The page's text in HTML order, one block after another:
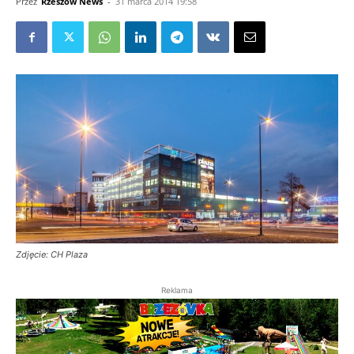
Zdjęcie: CH Plaza
Reklama